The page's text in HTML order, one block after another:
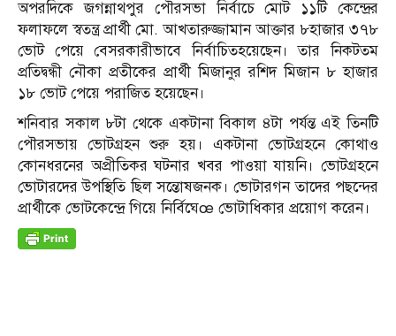
অপরদিকে জগন্নাথপুর পৌরসভা নির্বাচে মোট ১১টি কেন্দ্রের
ফলাফলে স্বতন্ত্র প্রার্থী মো. আখতারুজ্জামান আক্তার ৮হাজার ৩৭৮
ভোট পেয়ে বেসরকারীভাবে নির্বাচিতহয়েছেন। তার নিকটতম
প্রতিদ্বন্ধী নৌকা প্রতীকের প্রার্থী মিজানুর রশিদ মিজান ৮ হাজার
১৮ ভোট পেয়ে পরাজিত হয়েছেন।
শনিবার সকাল ৮টা থেকে একটানা বিকাল ৪টা পর্যন্ত এই তিনটি
পৌরসভায় ভোটগ্রহন শুরু হয়। একটানা ভোটগ্রহনে কোথাও
কোনধরনের অপ্রীতিকর ঘটনার খবর পাওয়া যায়নি। ভোটগ্রহনে
ভোটারদের উপস্থিতি ছিল সন্তোষজনক। ভোটারগন তাদের পছন্দের
প্রার্থীকে ভোটকেন্দ্রে গিয়ে নির্বিঘেœ ভোটাধিকার প্রয়োগ করেন।